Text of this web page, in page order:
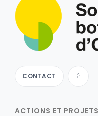
CONTACT
ACTIONS ET PROJETS